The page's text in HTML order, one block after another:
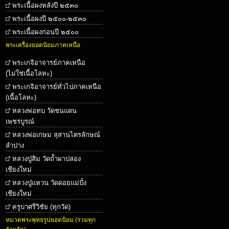
พระเนื้อผงหลังปี ๒๕๓๐
พระเนื้อผงปี ๒๕๐๐-๒๕๓๐
พระเนื้อผงก่อนปี ๒๕๐๐
พระเครื่องยอดนิยมภาคเหนือ
พระเกจิอาจารย์ภาคเหนือ
(ไม่ใช่เนื้อโลหะ)
พระเกจิอาจารย์ทั่วไปภาคเหนือ
(เนื้อโลหะ)
หลวงพ่อทบ วัดชนแดน
เพชรบูรณ์
หลวงพ่อเกษม สุสานไตรลักษณ์
ลำปาง
หลวงปู่สิม วัดถ้ำผาปล่อง
เชียงใหม่
หลวงปู่แหวน วัดดอยแม่ปั๋ง
เชียงใหม่
ครูบาศรีวิชัย (ทุกวัด)
หมวดพระพุทธรูปยอดนิยม (รวมทุก